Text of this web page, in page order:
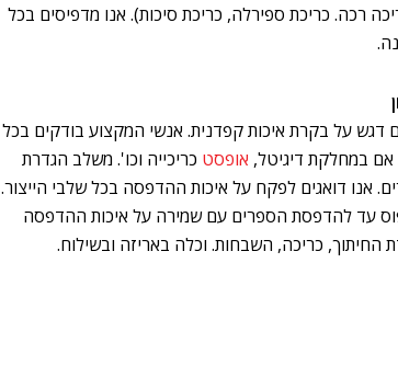
רכה. כריכת ספירלה, כריכת סיכות). אנו מדפיסים בכל
דגש על בקרת איכות קפדנית. אנשי המקצוע בודקים בכל
במחלקת דיגיטל, אופסט כריכייה וכו'. משלב הגדרת
אנו דואגים לפקח על איכות ההדפסה בכל שלבי הייצור.
עד להדפסת הספרים עם שמירה על איכות ההדפסה
החיתוך, כריכה, השבחות. וכלה באריזה ובשילוח.